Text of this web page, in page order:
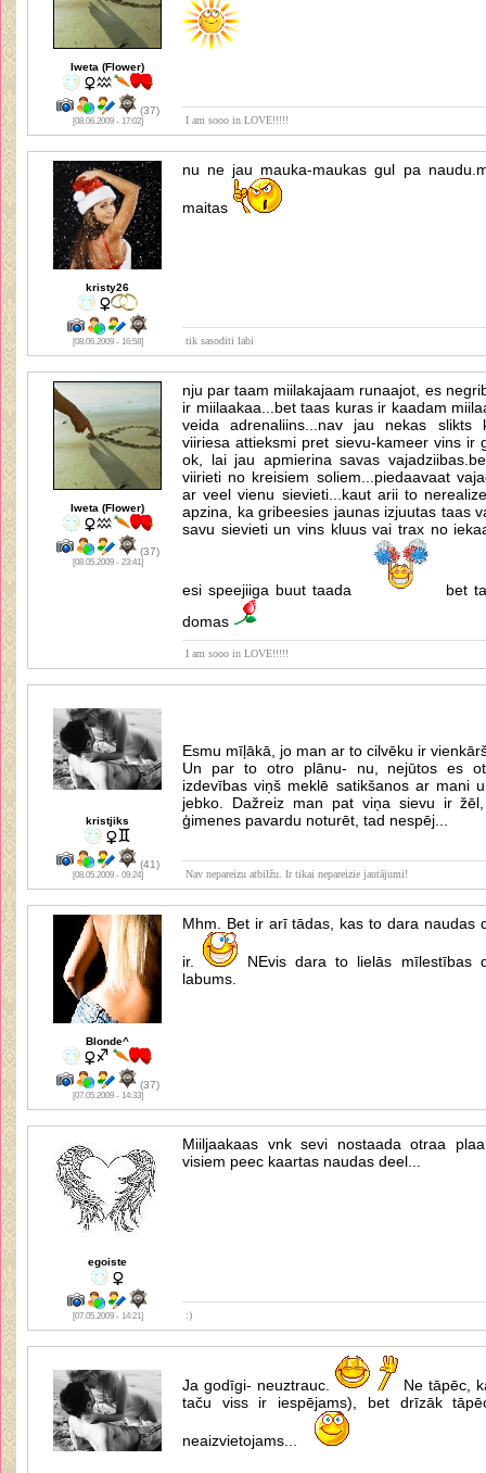
Iweta (Flower)
(37)
[08.06.2009 - 17:02] I am sooo in LOVE!!!!!
kristy26
[08.06.2009 - 16:58]
nu ne jau mauka-maukas gul pa
maitas
tik sasoditi labi
Iweta (Flower)
(37)
[08.05.2009 - 23:41]
nju par taam miilakajaam runaajot, es
ir miilaakaa...bet taas kuras ir kaadam
veida adrenaliins...nav jau nekas slikts
viiriesa attieksmi pret sievu-kameer vins ir
ok, lai jau apmierina savas
viirieti no kreisiem soliem...piedaavaat
ar veel vienu sievieti...kaut arii to
apzina, ka gribeesies jaunas izjuutas taas
savu sievieti un vins kluus vai trax no
esi speejiiga buut taada
bet
domas
I am sooo in LOVE!!!!!
kristjiks
(41)
[08.05.2009 - 09:24]
Esmu mīļākā, jo man ar to cilvēku ir
Un par to otro plānu- nu, nejūtos es
izdevības viņš meklē satikšanos ar mani
jebko. Dažreiz man pat viņa sievu ir
ģimenes pavardu noturēt, tad nespēj...
Nav nepareizu atbilžu. Ir tikai nepareizie jautājumi!
Blonde^
(37)
[07.05.2009 - 14:33]
Mhm. Bet ir arī tādas, kas to dara naudas
ir.
NEvis dara to lielās mīlestības
labums.
egoiste
[07.05.2009 - 14:21]
Miiljaakaas vnk sevi nostaada otraa
visiem peec kaartas naudas deel...
:)
Ja godīgi- neuztrauc.
Ne tāpēc,
taču viss ir iespējams), bet drīzāk
neaizvietojams...